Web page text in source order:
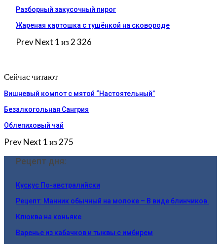
Разборный закусочный пирог
Жареная картошка с тушёнкой на сковороде
PrevNext 1 из 2 326
Сейчас читают
Вишневый компот с мятой “Настоятельный”
Безалкогольная Сангрия
Облепиховый чай
PrevNext 1 из 275
Рецепт дня:
Кускус По-австралийски
Рецепт: Манник обычный на молоке – В виде блинчиков.
Клюква на коньяке
Варенье из кабачков и тыквы с имбирем